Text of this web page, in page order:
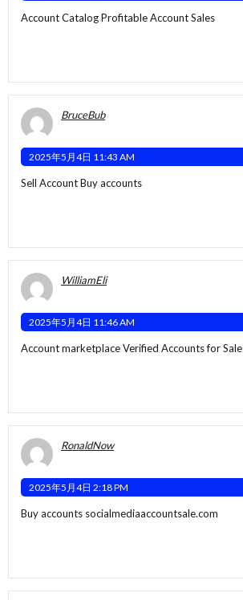
Account CatalogProfitable Account Sales
BruceBub
2025年5月4日 11:43 AM
Sell AccountBuy accounts
WilliamEli
2025年5月4日 11:46 AM
Account marketplaceVerified Accounts for Sale
RonaldNow
2025年5月4日 2:18 PM
Buy accounts socialmediaaccountsale.com